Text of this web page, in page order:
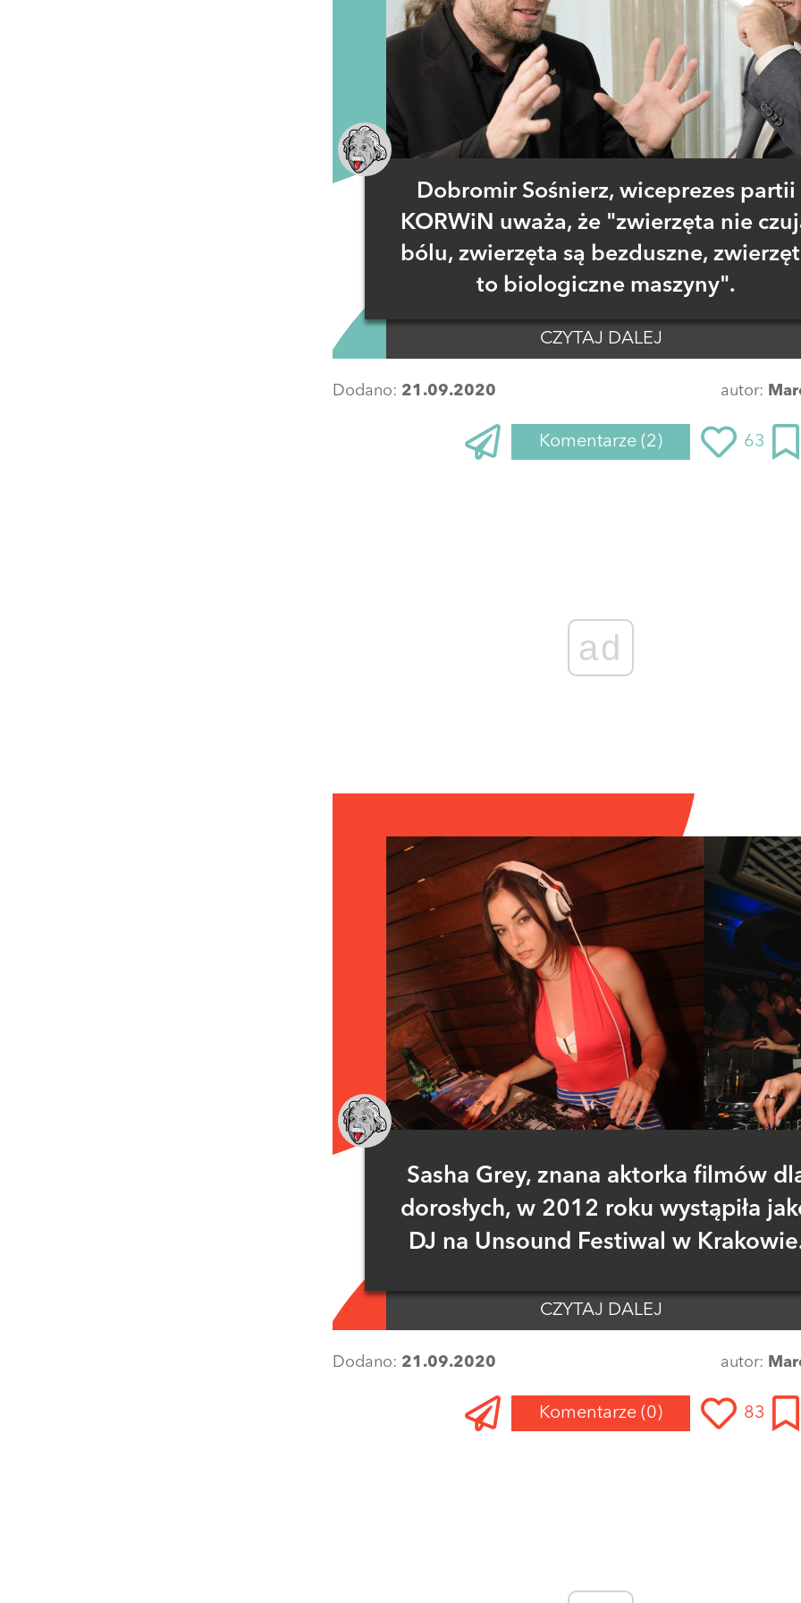
Dobromir Sośnierz, wiceprezes partii
KORWiN uważa, że "zwierzęta nie
bólu, zwierzęta są bezduszne,
to biologiczne maszyny".
CZYTAJ DALEJ
Dodano: 21.09.2020 autor:
Komentarze (2) 63
ad
Sasha Grey, znana aktorka filmów
dorosłych, w 2012 roku wystąpiła
DJ na Unsound Festiwal w
CZYTAJ DALEJ
Dodano: 21.09.2020 autor:
Komentarze (0) 83